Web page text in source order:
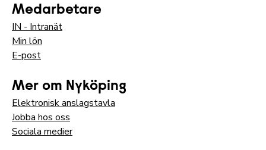
Medarbetare
IN - Intranät
Min lön
E-post
Mer om Nyköping
Elektronisk anslagstavla
Jobba hos oss
Sociala medier